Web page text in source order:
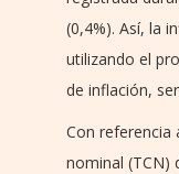
(0,4%). Así, la
utilizando el
de inflación,
Con referencia
nominal (TCN)